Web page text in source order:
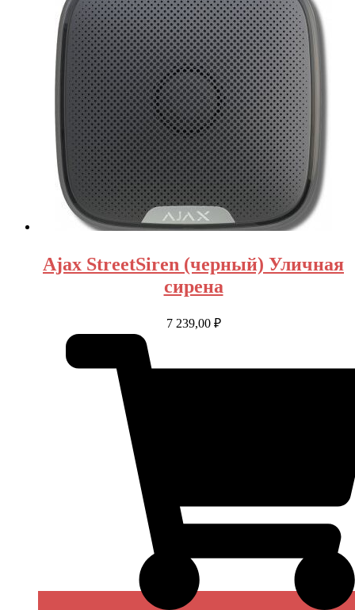
Ajax StreetSiren (черный) Уличная
сирена
7 239,00 ₽